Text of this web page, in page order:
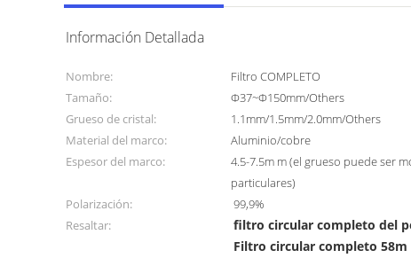
Información Detallada
Nombre: Filtro COMPLETO
Tamaño:
Φ37~Φ150mm/Others
Grueso de cristal:
1.1mm/1.5mm/2.0mm/Others
Material del marco:
Aluminio/cobre
Espesor del marco:
4.5-7.5m m (el grueso puede ser
particulares)
Polarización:
99,9%
Resaltar:
filtro circular completo del
Filtro circular completo